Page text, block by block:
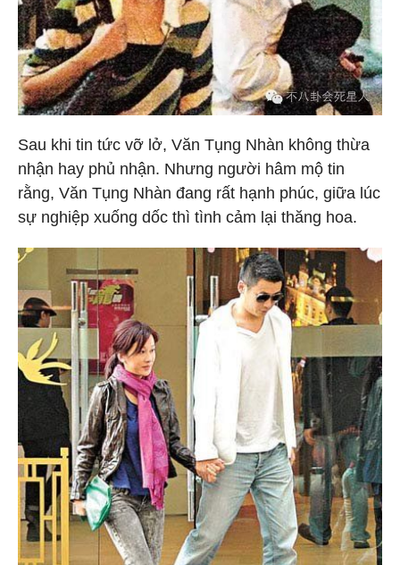
Sau khi tin tức vỡ lở, Văn Tụng Nhàn không thừa
nhận hay phủ nhận. Nhưng người hâm mộ tin
rằng, Văn Tụng Nhàn đang rất hạnh phúc, giữa lúc
sự nghiệp xuống dốc thì tình cảm lại thăng hoa.